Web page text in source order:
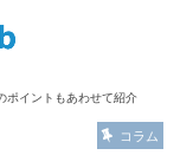
ポイントもあわせて紹介
コラム